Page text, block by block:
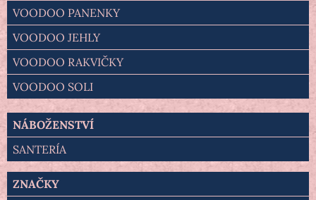
VOODOO PANENKY
VOODOO JEHLY
VOODOO RAKVIČKY
VOODOO SOLI
NÁBOŽENSTVÍ
SANTERÍA
ZNAČKY